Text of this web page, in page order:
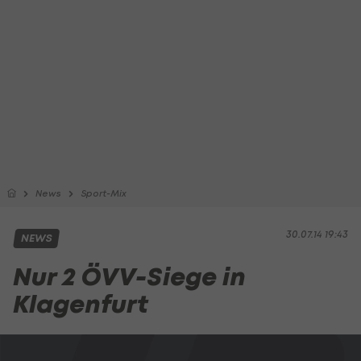
News Sport-Mix
30.07.14 19:43
NEWS
Nur 2 ÖVV-Siege in
Klagenfurt